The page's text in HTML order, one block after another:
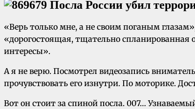
«Верь только мне, а не своим поганым
«дорогостоящая, тщательно
интересы».
А я не верю. Посмотрел видеозапись
прочувствовать его изнутри. По моторике.
Вот он стоит за спиной посла. 007…